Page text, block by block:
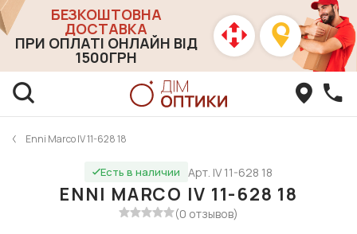
БЕЗКОШТОВНА
ДОСТАВКА
ПРИ ОПЛАТІ ОНЛАЙН ВІД
1500ГРН
Enni Marco IV 11-628 18
Есть в наличии Арт. IV 11-628 18
ENNI MARCO IV 11-628 18
(0 отзывов)